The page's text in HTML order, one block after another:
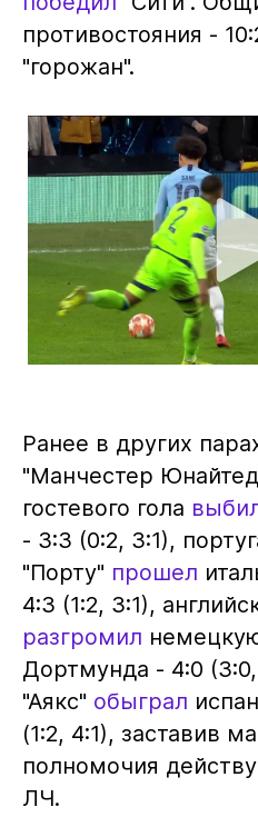
противостояния -
"горожан".
Ранее в других
"Манчестер
гостевого гола
- 3:3 (0:2, 3:1),
"Порту" прошел
4:3 (1:2, 3:1),
разгромил
Дортмунда - 4:0 (3:0,
"Аякс" обыграл
(1:2, 4:1), заставив
полномочия
ЛЧ.